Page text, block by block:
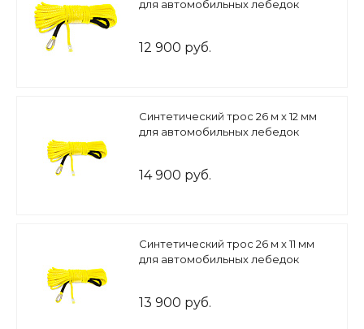
для автомобильных лебедок
12 900 руб.
Синтетический трос 26 м х 12 мм
для автомобильных лебедок
14 900 руб.
Синтетический трос 26 м х 11 мм
для автомобильных лебедок
13 900 руб.